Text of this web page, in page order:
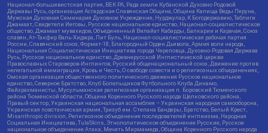
Национал-большевистская партия, ВЕК РА, Рада земли Кубанской Духовно Родовой
Державы Русь, организация Асгардская Славянская Община, Община Капища Веды Перуна,
Мужская Духовная Семинария Духовное Учреждение, Нурджулар, К Богодержавию, Таблиги
Джамаат, Свидетели Иеговы, Русское национальное единство, Национал-социалистическое
общество, Джамаат мувахидов, Объединенный Вилайат Кабарды, Балкарии и Карачая, Союз
славян, Ат-Такфир Валь-Хиджра, Пит Буль, Национал-социалистическая рабочая партия
России, Славянский союз, Формат-18, Благородный Орден Дьявола, Армия воли народа,
Национальная Социалистическая Инициатива города Череповца, Духовно-Родовая Держава
Русь, Русское национальное единство, Древнерусской Инглистической церкви
Православных Староверов-Инглингов, Русский общенациональный союз, Движение против
нелегальной иммиграции, Кровь и Честь, О свободе совести и о религиозных объединениях,
Омская организация общественного политического движения Русское национальное
единство, Северное Братство, Клуб Болельщиков Футбольного Клуба Динамо,
Файзрахманисты, Мусульманская религиозная организация п. Боровский Тюменского
района Тюменской области, Община Коренного Русского народа Щелковского района,
Правый сектор, Украинская национальная ассамблея – Украинская народная самооборона,
Украинская повстанческая армия, Тризуб им. Степана Бандеры, Братство, Белый Крест,
Misanthropic division, Религиозное объединение последователей инглиизма, Народная
Социальная Инициатива, TulaSkins, Этнополитическое объединение Русские, Русское
национальное объединение Атака, Мечеть Мирмамеда, Община Коренного Русского народа